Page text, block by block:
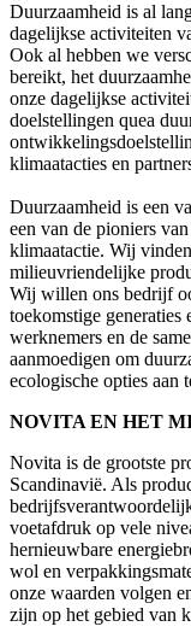
Duurzaamheid is al
dagelijkse activiteiten
Ook al hebben we
bereikt, het
onze dagelijkse
doelstellingen quea
klimaatacties en
Duurzaamheid is een
een van de pioniers
klimaatactie. Wij
milieuvriendelijke
Wij willen ons bedrijf
toekomstige
werknemers en de
aanmoedigen om
ecologische opties aan
NOVITA EN HET
Novita is de grootste
Scandinavië. Als
voetafdruk op vele
hernieuwbare
wol en
onze waarden volgen
zijn op het gebied van